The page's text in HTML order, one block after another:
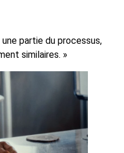
partie du processus,
similaires. »